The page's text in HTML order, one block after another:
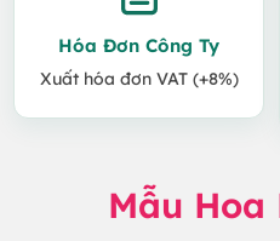
Hóa Đơn Công Ty
Xuất hóa đơn VAT (+8%)
Mẫu